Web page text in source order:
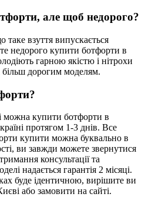
але щоб недорого?
взуття випускається
недорого купити ботфорти в
гарною якістю і нітрохи
дорогим моделям.
можна купити ботфорти в
протягом 1-3 днів. Все
купити можна буквально в
ви завжди можете звернутися
консультації та
надається гарантія 2 місяці.
буде ідентичною, вирішите ви
або замовити на сайті.